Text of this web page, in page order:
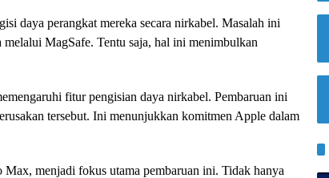
daya perangkat mereka secara nirkabel. Masalah ini
MagSafe. Tentu saja, hal ini menimbulkan
fitur pengisian daya nirkabel. Pembaruan ini
tersebut. Ini menunjukkan komitmen Apple dalam
Max, menjadi fokus utama pembaruan ini. Tidak hanya